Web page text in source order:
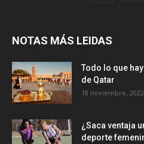
NOTAS MÁS LEIDAS
Todo lo que
de Qatar
18 noviembre, 2022
¿Saca ventaja
deporte